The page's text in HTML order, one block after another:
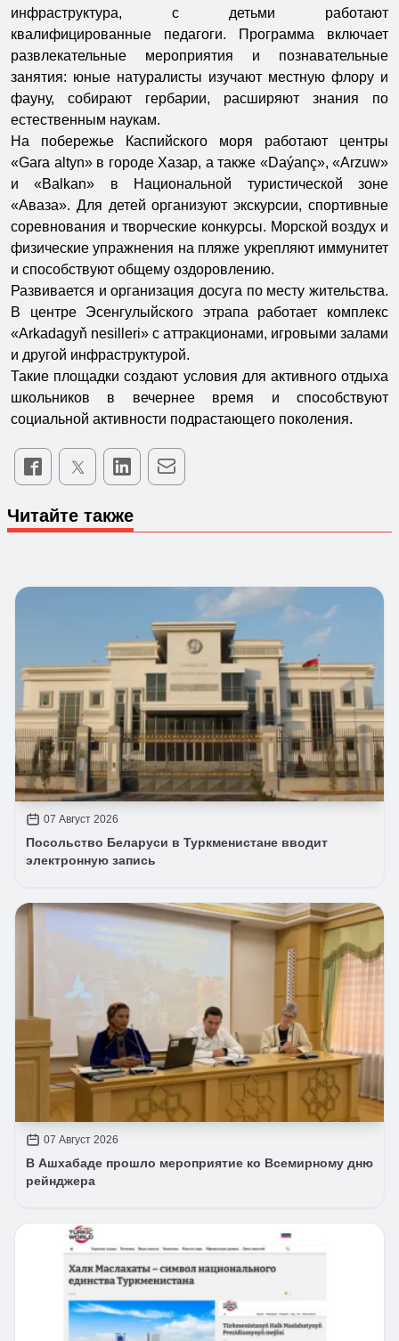
инфраструктура, с детьми работают
квалифицированные педагоги. Программа включает
развлекательные мероприятия и познавательные
занятия: юные натуралисты изучают местную флору и
фауну, собирают гербарии, расширяют знания по
естественным наукам.
На побережье Каспийского моря работают центры
«Gara altyn» в городе Хазар, а также «Daýanç», «Arzuw»
и «Balkan» в Национальной туристической зоне
«Аваза». Для детей организуют экскурсии, спортивные
соревнования и творческие конкурсы. Морской воздух и
физические упражнения на пляже укрепляют иммунитет
и способствуют общему оздоровлению.
Развивается и организация досуга по месту жительства.
В центре Эсенгулыйского этрапа работает комплекс
«Arkadagyň nesilleri» с аттракционами, игровыми залами
и другой инфраструктурой.
Такие площадки создают условия для активного отдыха
школьников в вечернее время и способствуют
социальной активности подрастающего поколения.
Читайте также
07 Август 2026
Посольство Беларуси в Туркменистане вводит
электронную запись
07 Август 2026
В Ашхабаде прошло мероприятие ко Всемирному дню
рейнджера